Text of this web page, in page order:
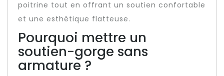
poitrine tout en offrant un soutien confortable
et une esthétique flatteuse.
Pourquoi mettre un
soutien-gorge sans
armature ?